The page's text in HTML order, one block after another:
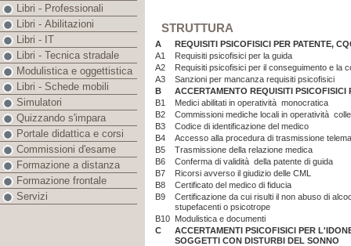
STRUTTURA
A
REQUISITI PSICOFISICI PER PATENTE,
A1
Requisiti psicofisici per la guida
A2
Requisiti psicofisici per il conseguimento e la
A3
Sanzioni per mancanza requisiti psicofisici
B
ACCERTAMENTO REQUISITI PSICOFISICI
B1
Medici abilitati in operatività monocratica
B2
Commissioni mediche locali in operatività
B3
Codice di identificazione del medico
B4
Accesso alla procedura di trasmissione
B5
Trasmissione della relazione medica
B6
Conferma di validità della patente di guida
B7
Ricorsi avverso il giudizio delle CML
B8
Certificato del medico di fiducia
B9
Certificazione da cui risulti il non abuso di
stupefacenti o psicotrope
B10 Modulistica e documenti
C
ACCERTAMENTI PSICOFISICI PER
SOGGETTI CON DISTURBI DEL SONNO
Libri - Professionali
Libri - Abilitazioni
Libri - IT
Libri - Tecnica stradale
Modulistica e oggettistica
Libri - Schede mobili
Simulatori
Quizzando s'impara
Portale didattica e corsi
Commissioni d'esame
Formazione a distanza
Formazione frontale
Servizi